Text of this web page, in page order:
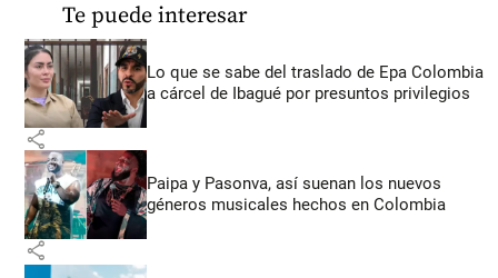
Te puede interesar
Lo que se sabe del traslado de Epa Colombia
a cárcel de Ibagué por presuntos privilegios
share
Paipa y Pasonva, así suenan los nuevos
géneros musicales hechos en Colombia
share